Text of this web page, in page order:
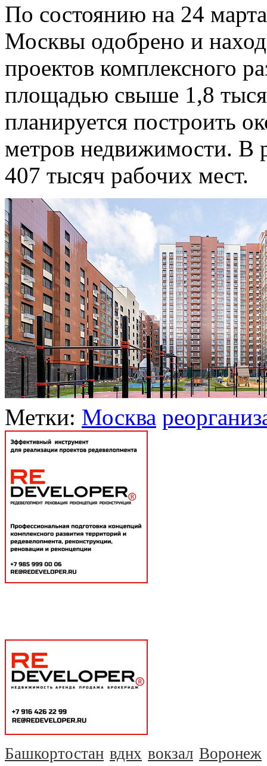
По состоянию на 24
Москвы одобрено и
проектов комплексного
площадью свыше 1,8
планируется построить
метров недвижимости. В
407 тысяч рабочих мест.
Метки: Москва
Башкортостан вднх вокзал Воронеж